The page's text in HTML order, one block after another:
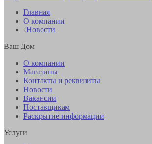
Главная
О компании
Новости
Ваш Дом
О компании
Магазины
Контакты и реквизиты
Новости
Вакансии
Поставщикам
Раскрытие информации
Услуги